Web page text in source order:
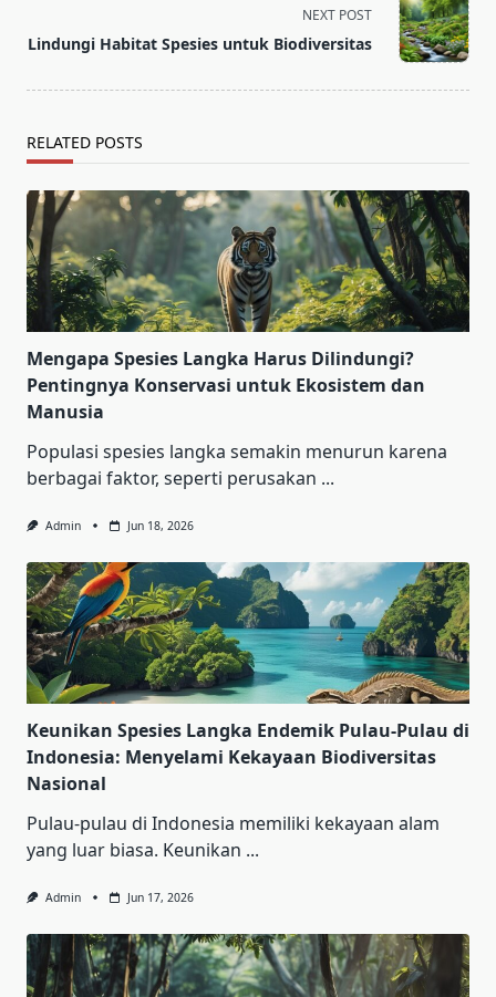
reader-
NEXT POST
Lindungi Habitat Spesies untuk Biodiversitas
RELATED POSTS
Mengapa Spesies Langka Harus Dilindungi?
Pentingnya Konservasi untuk Ekosistem dan
Manusia
Populasi spesies langka semakin menurun karena
berbagai faktor, seperti perusakan ...
Admin Jun 18, 2026
Keunikan Spesies Langka Endemik Pulau-Pulau di
Indonesia: Menyelami Kekayaan Biodiversitas
Nasional
Pulau-pulau di Indonesia memiliki kekayaan alam
yang luar biasa. Keunikan ...
Admin Jun 17, 2026